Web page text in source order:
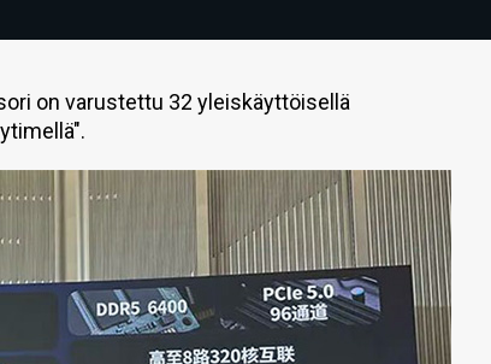
on varustettu 32 yleiskäyttöisellä